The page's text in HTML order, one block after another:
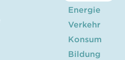
Energie
Verkehr
Konsum
Bildung